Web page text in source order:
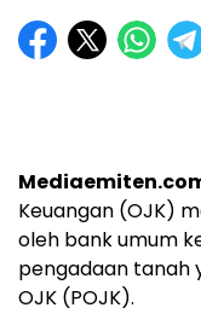
Keuangan (OJK)
oleh bank umum
pengadaan tanah
OJK (POJK).